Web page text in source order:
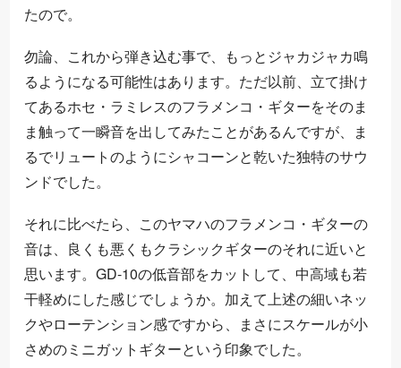
たので。
勿論、これから弾き込む事で、もっとジャカジャカ鳴
るようになる可能性はあります。ただ以前、立て掛け
てあるホセ・ラミレスのフラメンコ・ギターをそのま
ま触って一瞬音を出してみたことがあるんですが、ま
るでリュートのようにシャコーンと乾いた独特のサウ
ンドでした。
それに比べたら、このヤマハのフラメンコ・ギターの
音は、良くも悪くもクラシックギターのそれに近いと
思います。GD-10の低音部をカットして、中高域も若
干軽めにした感じでしょうか。加えて上述の細いネッ
クやローテンション感ですから、まさにスケールが小
さめのミニガットギターという印象でした。